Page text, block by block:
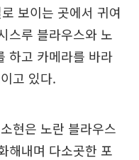
보이는 곳에서 귀여
스루 블라우스와 노
하고 카메라를 바라
고 있다.
현은 노란 블라우스
해내며 다소곳한 포